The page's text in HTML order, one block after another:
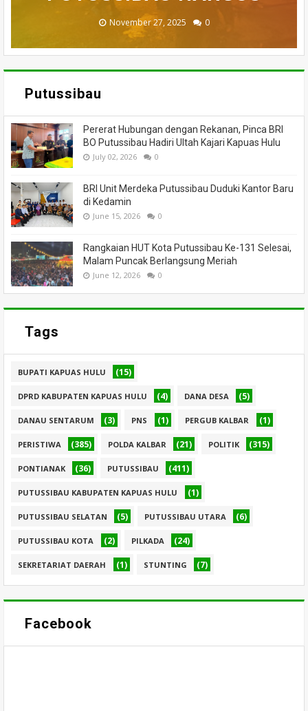
July 05, 2026 0
November 27, 2025 0
March 26, 2025 0
March 13, 2025 0
February 18, 2025 0
Putussibau
Pererat Hubungan dengan Rekanan, Pinca BRI
BO Putussibau Hadiri Ultah Kajari Kapuas Hulu
July 02, 2026 0
BRI Unit Merdeka Putussibau Duduki Kantor Baru
di Kedamin
June 15, 2026 0
Rangkaian HUT Kota Putussibau Ke-131 Selesai,
Malam Puncak Berlangsung Meriah
June 12, 2026 0
Tags
BUPATI KAPUAS HULU (15)
DPRD KABUPATEN KAPUAS HULU (4) DANA DESA (5)
DANAU SENTARUM (3) PNS (1) PERGUB KALBAR (1)
PERISTIWA (385) POLDA KALBAR (21) POLITIK (315)
PONTIANAK (36) PUTUSSIBAU (411)
PUTUSSIBAU KABUPATEN KAPUAS HULU (1)
PUTUSSIBAU SELATAN (5) PUTUSSIBAU UTARA (6)
PUTUSSIBAU KOTA (2) PILKADA (24)
SEKRETARIAT DAERAH (1) STUNTING (7)
Facebook